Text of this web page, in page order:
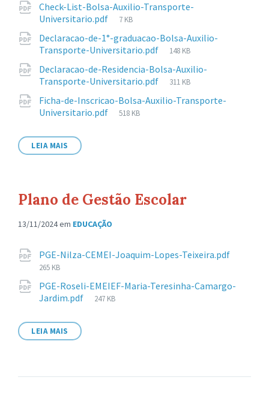
arquivo:
Check-List-Bolsa-Auxilio-Transporte-
Universitario.pdf
Tamanho
arquivo:
7 KB
Declaracao-de-1°-graduacao-Bolsa-Auxilio-
Transporte-Universitario.pdf
Tamanho
arquivo:
148 KB
Declaracao-de-Residencia-Bolsa-Auxilio-
Transporte-Universitario.pdf
Tamanho
arquivo:
311 KB
Ficha-de-Inscricao-Bolsa-Auxilio-Transporte-
Universitario.pdf
Tamanho
518 KB
LEIA MAIS
Plano de Gestão Escolar
13/11/2024em EDUCAÇÃO
Anexos
PGE-Nilza-CEMEI-Joaquim-Lopes-Teixeira.pdf
265 KB
PGE-Roseli-EMEIEF-Maria-Teresinha-Camargo-
Jardim.pdf
Tamanho
247 KB
LEIA MAIS